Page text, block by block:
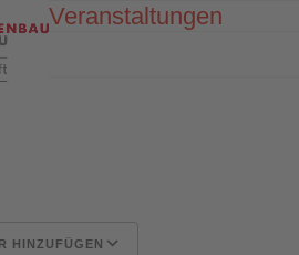
Veranstaltungen
HINZUFÜGEN